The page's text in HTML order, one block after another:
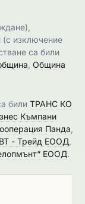
(с изключение
са били
Община
били ТРАНС КО
Къмпани
Панда
ВТ - Трейд ЕООД
ЕООД.